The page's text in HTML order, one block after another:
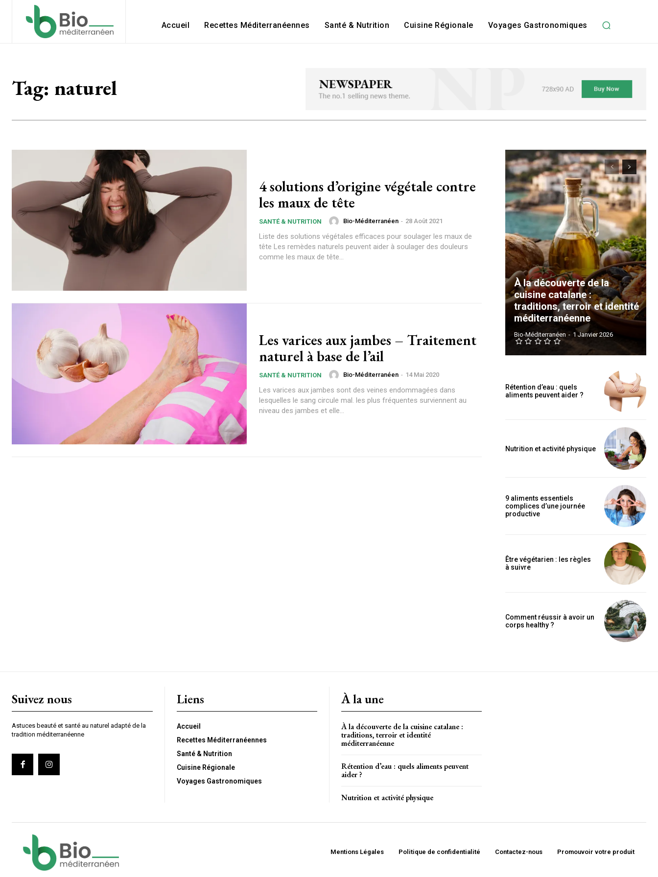
Accueil Recettes Méditerranéennes Santé & Nutrition Cuisine Régionale Voyages Gastronomiques
Tag: naturel
4 solutions d’origine végétale contre
les maux de tête
SANTÉ & NUTRITION Bio-Méditerranéen - 28 Août 2021
Liste des solutions végétales efficaces pour soulager les maux de
tête Les remèdes naturels peuvent aider à soulager des douleurs
comme les maux de tête...
Les varices aux jambes – Traitement
naturel à base de l’ail
SANTÉ & NUTRITION Bio-Méditerranéen - 14 Mai 2020
Les varices aux jambes sont des veines endommagées dans
lesquelles le sang circule mal. les plus fréquentes surviennent au
niveau des jambes et elle...
À la découverte de la
cuisine catalane :
traditions, terroir et identité
méditerranéenne
Bio-Méditerranéen - 1 Janvier 2026
Rétention d’eau : quels
aliments peuvent aider ?
Nutrition et activité physique
9 aliments essentiels
complices d’une journée
productive
Être végétarien : les règles
à suivre
Comment réussir à avoir un
corps healthy ?
Suivez nous
Astuces beauté et santé au naturel adapté de la
tradition méditerranéenne
Liens
Accueil
Recettes Méditerranéennes
Santé & Nutrition
Cuisine Régionale
Voyages Gastronomiques
À la une
À la découverte de la cuisine catalane :
traditions, terroir et identité
méditerranéenne
Rétention d’eau : quels aliments peuvent
aider ?
Nutrition et activité physique
Mentions Légales Politique de confidentialité Contactez-nous Promouvoir votre produit